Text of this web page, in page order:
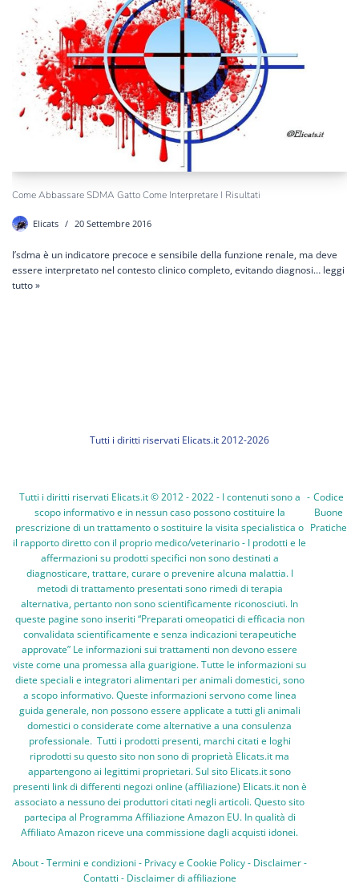
Come Abbassare SDMA Gatto Come Interpretare I Risultati
Elicats 20 Settembre 2016
l’sdma è un indicatore precoce e sensibile della funzione renale, ma deve
essere interpretato nel contesto clinico completo, evitando diagnosi… leggi
tutto »
Tutti i diritti riservati Elicats.it 2012-2026
Tutti i diritti riservati Elicats.it © 2012 - 2022 - I contenuti sono a
scopo informativo e in nessun caso possono costituire la
prescrizione di un trattamento o sostituire la visita specialistica o
il rapporto diretto con il proprio medico/veterinario - I prodotti e le
affermazioni su prodotti specifici non sono destinati a
diagnosticare, trattare, curare o prevenire alcuna malattia. I
metodi di trattamento presentati sono rimedi di terapia
alternativa, pertanto non sono scientificamente riconosciuti. In
queste pagine sono inseriti “Preparati omeopatici di efficacia non
convalidata scientificamente e senza indicazioni terapeutiche
approvate” Le informazioni sui trattamenti non devono essere
viste come una promessa alla guarigione. Tutte le informazioni su
diete speciali e integratori alimentari per animali domestici, sono
a scopo informativo. Queste informazioni servono come linea
guida generale, non possono essere applicate a tutti gli animali
domestici o considerate come alternative a una consulenza
professionale. Tutti i prodotti presenti, marchi citati e loghi
riprodotti su questo sito non sono di proprietà Elicats.it ma
appartengono ai legittimi proprietari. Sul sito Elicats.it sono
presenti link di differenti negozi online (affiliazione) Elicats.it non è
associato a nessuno dei produttori citati negli articoli. Questo sito
partecipa al Programma Affiliazione Amazon EU. In qualità di
Affiliato Amazon riceve una commissione dagli acquisti idonei.
About-Termini e condizioni - Privacy e Cookie Policy- Disclaimer-
Contatti - Disclaimer di affiliazione
- Codice
Buone
Pratiche